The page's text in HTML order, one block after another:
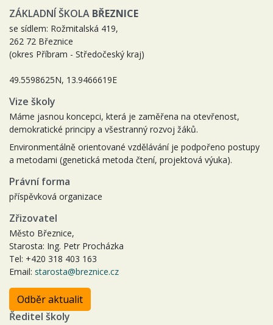
ZÁKLADNÍ ŠKOLA BŘEZNICE
se sídlem: Rožmitalská 419,
262 72 Březnice
(okres Příbram - Středočeský kraj)
49.5598625N, 13.9466619E
Vize školy
Máme jasnou koncepci, která je zaměřena na otevřenost,
demokratické principy a všestranný rozvoj žáků.
Environmentálně orientované vzdělávání je podpořeno postupy
a metodami (genetická metoda čtení, projektová výuka).
Právní forma
příspěvková organizace
Zřizovatel
Město Březnice,
Starosta: Ing. Petr Procházka
Tel: +420 318 403 163
Email: starosta@breznice.cz
Odběr aktualit
Ředitel školy